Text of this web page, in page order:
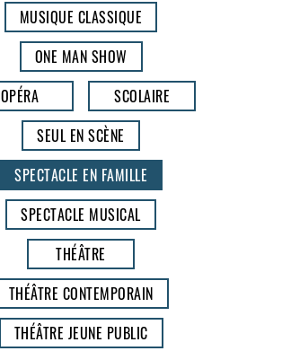
MUSIQUE CLASSIQUE
ONE MAN SHOW
OPÉRA
SCOLAIRE
SEUL EN SCÈNE
SPECTACLE EN FAMILLE
SPECTACLE MUSICAL
THÉÂTRE
THÉÂTRE CONTEMPORAIN
THÉÂTRE JEUNE PUBLIC